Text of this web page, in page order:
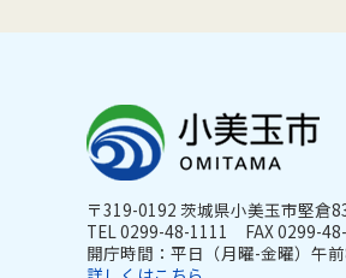
〒319-0192 茨城県小美玉市堅倉
TEL 0299-48-1111 FAX 0299-
開庁時間：平日（月曜-金曜）午